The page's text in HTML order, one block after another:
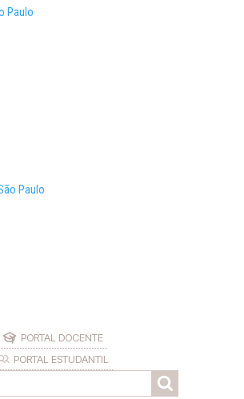
PORTAL DOCENTE
PORTAL ESTUDANTIL